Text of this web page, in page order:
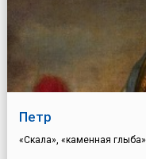
Петр
«Скала», «каменная глыба»